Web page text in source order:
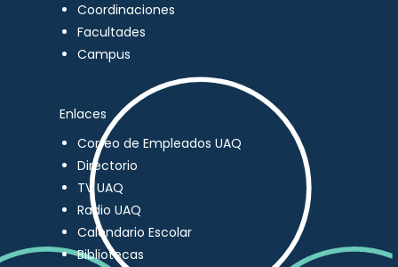
Coordinaciones
Facultades
Campus
Enlaces
Correo de Empleados UAQ
Directorio
TV UAQ
Radio UAQ
Calendario Escolar
Bibliotecas